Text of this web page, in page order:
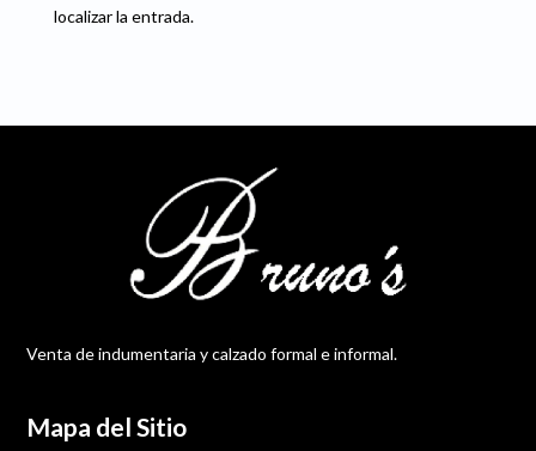
localizar la entrada.
Venta de indumentaria y calzado formal e informal.
Mapa del Sitio